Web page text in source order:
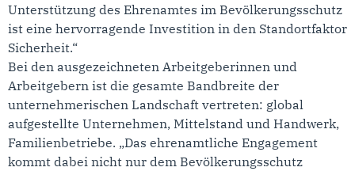
Unterstützung des Ehrenamtes im Bevölkerungsschutz
ist eine hervorragende Investition in den Standortfaktor
Sicherheit.“
Bei den ausgezeichneten Arbeitgeberinnen und
Arbeitgebern ist die gesamte Bandbreite der
unternehmerischen Landschaft vertreten: global
aufgestellte Unternehmen, Mittelstand und Handwerk,
Familienbetriebe. „Das ehrenamtliche Engagement
kommt dabei nicht nur dem Bevölkerungsschutz